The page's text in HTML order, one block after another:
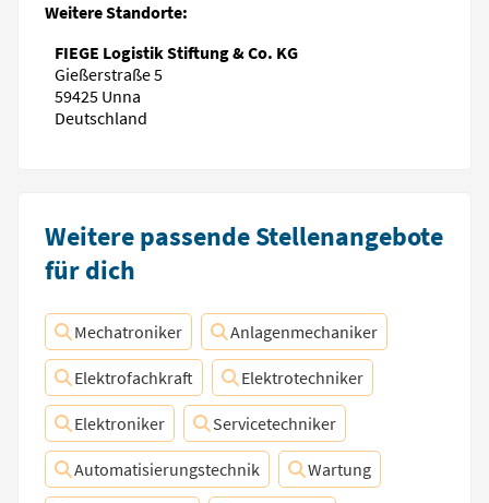
Weitere Standorte:
FIEGE Logistik Stiftung & Co. KG
Gießerstraße 5
59425 Unna
Deutschland
Weitere passende Stellenangebote
für dich
Mechatroniker Anlagenmechaniker
Elektrofachkraft Elektrotechniker
Elektroniker Servicetechniker
Automatisierungstechnik Wartung